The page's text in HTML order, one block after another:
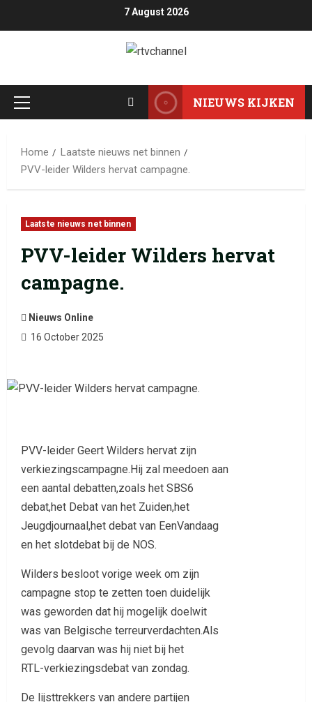
7 August 2026
NIEUWS KIJKEN
Home
Laatste nieuws net binnen
PVV-leider Wilders hervat campagne.
Laatste nieuws net binnen
PVV-leider Wilders hervat
campagne.
Nieuws Online
16 October 2025
PVV-leider Geert Wilders hervat zijn
verkiezingscampagne.Hij zal meedoen aan
een aantal debatten,zoals het SBS6
debat,het Debat van het Zuiden,het
Jeugdjournaal,het debat van EenVandaag
en het slotdebat bij de NOS.
Wilders besloot vorige week om zijn
campagne stop te zetten toen duidelijk
was geworden dat hij mogelijk doelwit
was van Belgische terreurverdachten.Als
gevolg daarvan was hij niet bij het
RTL-verkiezingsdebat van zondag.
De lijsttrekkers van andere partijen